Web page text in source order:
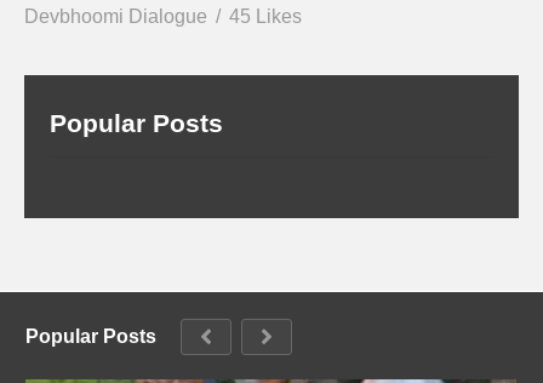
Devbhoomi Dialogue
45 Likes
Popular Posts
Popular Posts